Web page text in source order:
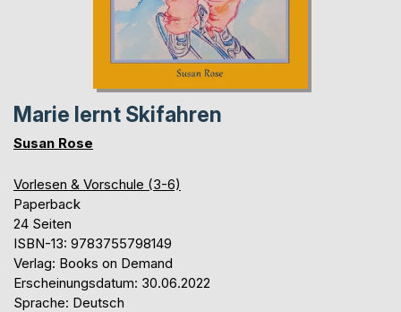
Marie lernt Skifahren
Susan Rose
Vorlesen & Vorschule (3-6)
Paperback
24 Seiten
ISBN-13: 9783755798149
Verlag: Books on Demand
Erscheinungsdatum: 30.06.2022
Sprache: Deutsch